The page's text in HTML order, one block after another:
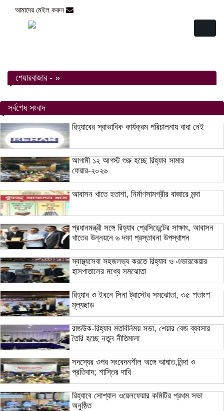
আমাদের মেইল করুন
শেয়ারবাজার - »
সর্বশেষ সংবাদ
রিহ্যাবের স্বাভাবিক কার্যক্রম পরিচালনায় বাধা নেই
আগামী ১২ আগস্ট শুরু হচ্ছে রিহ্যাব সামার
ফেয়ার-২০২৬
আবাসন খাতে হতাশা, নির্মাণসামগ্রীর বাজারে মন্দা
প্রধানমন্ত্রী সঙ্গে রিহ্যাব প্রেসিডেন্টের সাক্ষাৎ, আবাসন
খাতের উন্নয়নে ৬ দফা প্রস্তাবনা উপস্থাপন
স্বাস্থ্যসেবা সহজলভ্য করতে রিহ্যাব ও এভারকেয়ার
হাসপাতালের মধ্যে সমঝোতা
রিহ্যাব ও ইবনে সিনা ট্রাস্টের সমঝোতা, ৩৫ শতাংশ
মূল্যছাড়
রাজউক-রিহ্যাব মতবিনিময় সভা, শেয়ার বেজ ব্যবসায়
তৈরি হচ্ছে নতুন নীতিমালা
সদস্যের ওপর সংবেদনশীল অঙ্গে আঘাত,নিন্দা ও
প্রতিবাদ; শাস্তির দাবি
রিহ্যাবে সোশ্যাল ওয়েলফেয়ার কমিটির প্রথম সভা
অনুষ্ঠিত